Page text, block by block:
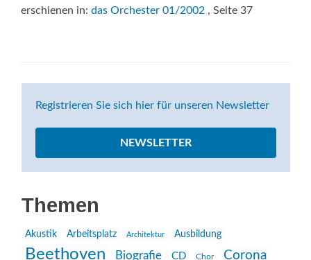
erschienen in: das Orchester 01/2002 , Seite 37
Registrieren Sie sich hier für unseren Newsletter
NEWSLETTER
Themen
Akustik Arbeitsplatz Architektur Ausbildung
Beethoven Biografie CD Chor Corona